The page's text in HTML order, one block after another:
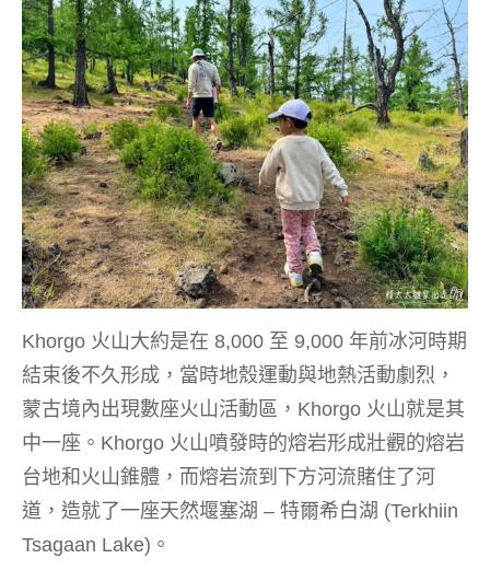
Khorgo 火山大約是在 8,000 至 9,000 年前冰河時期
結束後不久形成，當時地殼運動與地熱活動劇烈，
蒙古境內出現數座火山活動區，Khorgo 火山就是其
中一座。Khorgo 火山噴發時的熔岩形成壯觀的熔岩
台地和火山錐體，而熔岩流到下方河流賭住了河
道，造就了一座天然堰塞湖 – 特爾希白湖 (Terkhiin
Tsagaan Lake)。